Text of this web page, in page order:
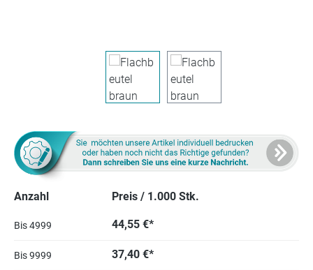
Anzahl Preis / 1.000 Stk.
Bis4999 44,55 €*
Bis9999 37,40 €*